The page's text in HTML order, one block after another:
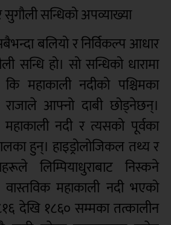
सुगौली सन्धिको अपव्याख्या
बलियो र निर्विकल्प आधार
सन्धि हो। सो सन्धिको धारामा
महाकाली नदीको पश्चिमका
आफ्नो दाबी छोड्नेछन्।
नदी र त्यसको पूर्वका
हुन्। हाइड्रोलोजिकल तथ्य र
लिम्पियाधुराबाट निस्कने
महाकाली नदी भएको
देखि १८६० सम्मका तत्कालीन